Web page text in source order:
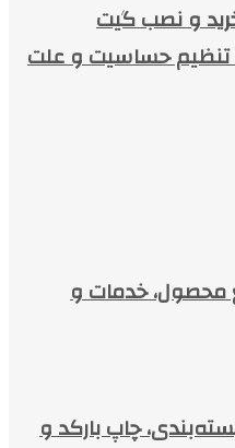
و نصب گیت
تنظیم حساسیت و علت
محصول، خدمات و
چاپ بارکد و